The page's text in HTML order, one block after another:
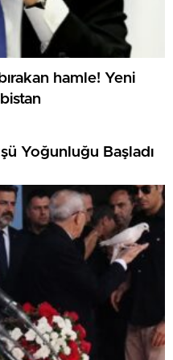
hamle! Yeni
Yoğunluğu Başladı